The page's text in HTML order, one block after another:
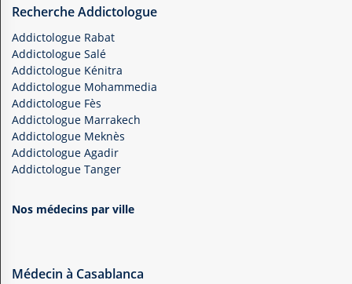
Recherche Addictologue
Addictologue Rabat
Addictologue Salé
Addictologue Kénitra
Addictologue Mohammedia
Addictologue Fès
Addictologue Marrakech
Addictologue Meknès
Addictologue Agadir
Addictologue Tanger
Nos médecins par ville
Médecin à Casablanca